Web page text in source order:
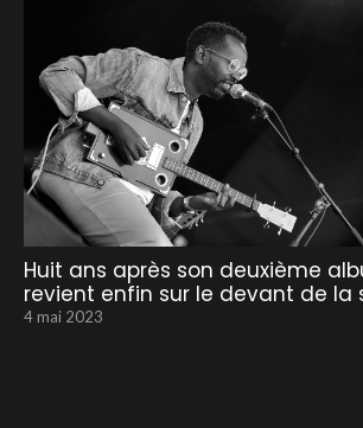
Huit ans après son deuxième
revient enfin sur le devant de la
4 mai 2023